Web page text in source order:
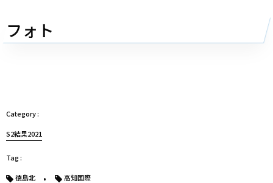
フォト
S2結果2021
徳島北 高知国際